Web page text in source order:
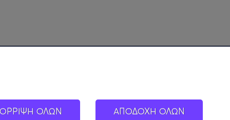
ΟΛΩΝ ΑΠΟΔΟΧΗ ΟΛΩΝ